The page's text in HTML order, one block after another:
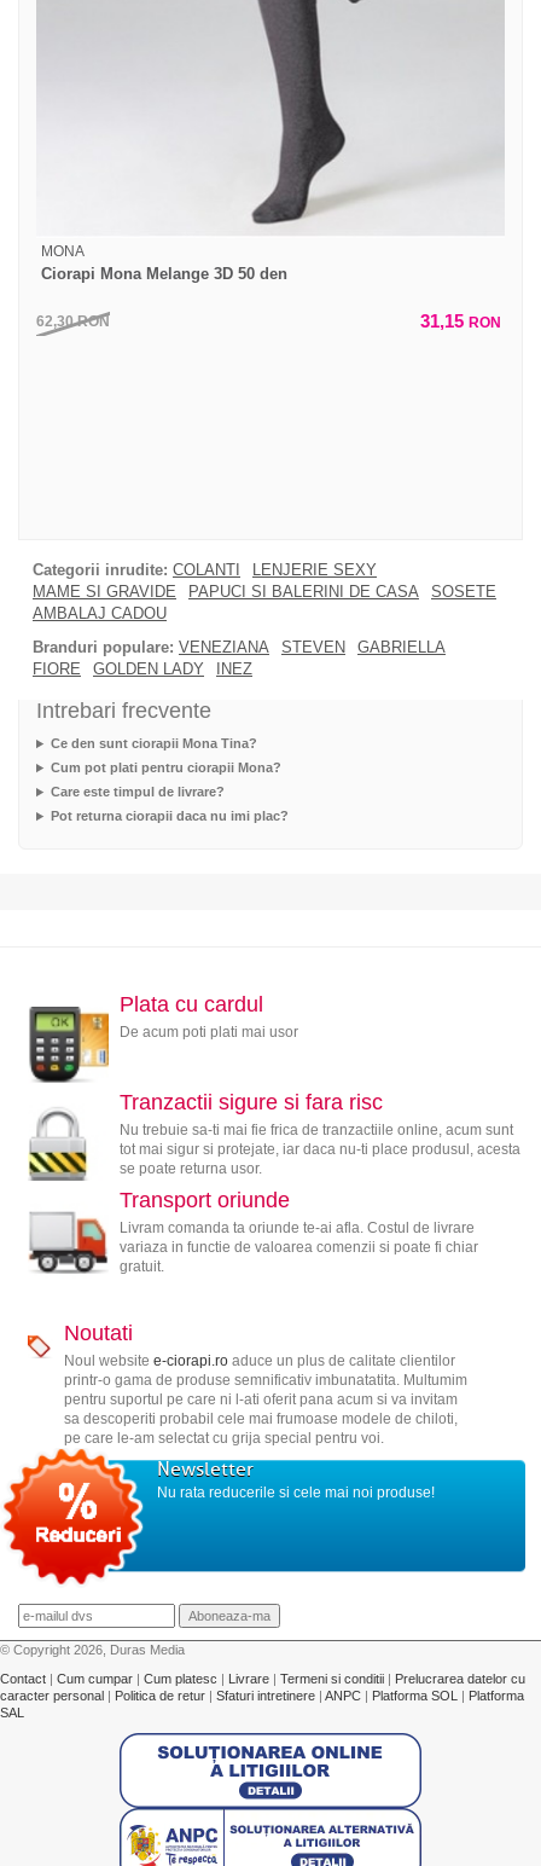
MONA
Ciorapi Mona Melange 3D 50 den
62,30RON 31,15 RON
Categorii inrudite: COLANTI
LENJERIE SEXY
MAME SI GRAVIDE
PAPUCI SI BALERINI DE CASA
SOSETE
AMBALAJ CADOU
Branduri populare: VENEZIANA STEVEN
GABRIELLA
FIORE
GOLDEN LADY INEZ
Intrebari frecvente
Ce den sunt ciorapii Mona Tina?
Cum pot plati pentru ciorapii Mona?
Care este timpul de livrare?
Pot returna ciorapii daca nu imi plac?
Plata cu cardul
De acum poti plati mai usor
Tranzactii sigure si fara risc
Nu trebuie sa-ti mai fie frica de tranzactiile online, acum sunt
tot mai sigur si protejate, iar daca nu-ti place produsul, acesta
se poate returna usor.
Transport oriunde
Livram comanda ta oriunde te-ai afla. Costul de livrare
variaza in functie de valoarea comenzii si poate fi chiar
gratuit.
Noutati
Noul website e-ciorapi.roaduce un plus de calitate clientilor
printr-o gama de produse semnificativ imbunatatita. Multumim
pentru suportul pe care ni l-ati oferit pana acum si va invitam
sa descoperiti probabil cele mai frumoase modele de chiloti,
pe care le-am selectat cu grija special pentru voi.
Newsletter
Nu rata reducerile si cele mai noi produse!
© Copyright 2026, Duras Media
Contact | Cum cumpar | Cum platesc | Livrare | Termeni si conditii | Prelucrarea datelor cu
caracter personal | Politica de retur | Sfaturi intretinere | ANPC | Platforma SOL | Platforma
SAL